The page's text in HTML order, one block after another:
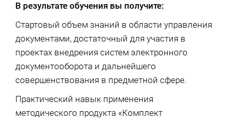
В результате обучения вы получите:
Стартовый объем знаний в области управления
документами, достаточный для участия в
проектах внедрения систем электронного
документооборота и дальнейшего
совершенствования в предметной сфере.
Практический навык применения
методического продукта «Комплект